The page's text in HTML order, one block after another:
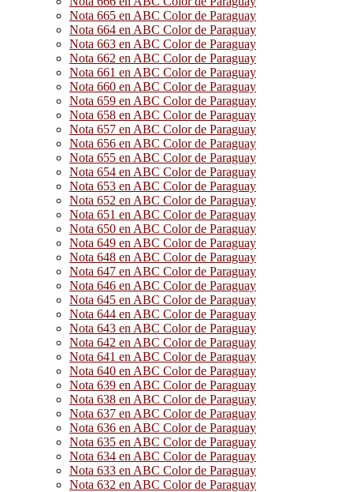
Nota 665 en ABC Color de Paraguay
Nota 664 en ABC Color de Paraguay
Nota 663 en ABC Color de Paraguay
Nota 662 en ABC Color de Paraguay
Nota 661 en ABC Color de Paraguay
Nota 660 en ABC Color de Paraguay
Nota 659 en ABC Color de Paraguay
Nota 658 en ABC Color de Paraguay
Nota 657 en ABC Color de Paraguay
Nota 656 en ABC Color de Paraguay
Nota 655 en ABC Color de Paraguay
Nota 654 en ABC Color de Paraguay
Nota 653 en ABC Color de Paraguay
Nota 652 en ABC Color de Paraguay
Nota 651 en ABC Color de Paraguay
Nota 650 en ABC Color de Paraguay
Nota 649 en ABC Color de Paraguay
Nota 648 en ABC Color de Paraguay
Nota 647 en ABC Color de Paraguay
Nota 646 en ABC Color de Paraguay
Nota 645 en ABC Color de Paraguay
Nota 644 en ABC Color de Paraguay
Nota 643 en ABC Color de Paraguay
Nota 642 en ABC Color de Paraguay
Nota 641 en ABC Color de Paraguay
Nota 640 en ABC Color de Paraguay
Nota 639 en ABC Color de Paraguay
Nota 638 en ABC Color de Paraguay
Nota 637 en ABC Color de Paraguay
Nota 636 en ABC Color de Paraguay
Nota 635 en ABC Color de Paraguay
Nota 634 en ABC Color de Paraguay
Nota 633 en ABC Color de Paraguay
Nota 632 en ABC Color de Paraguay